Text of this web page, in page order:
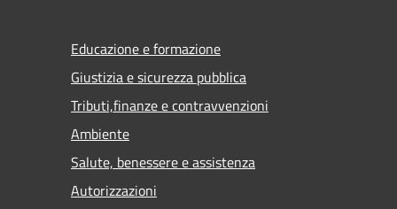
Educazione e formazione
Giustizia e sicurezza pubblica
Tributi,finanze e contravvenzioni
Ambiente
Salute, benessere e assistenza
Autorizzazioni